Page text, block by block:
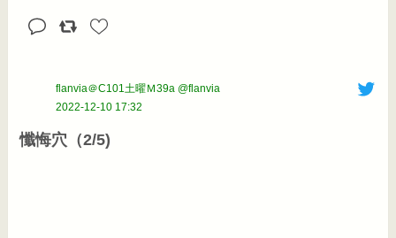
flanvia＠C101土曜Ｍ39a @flanvia
2022-12-10 17:32
懺悔穴（2/5)